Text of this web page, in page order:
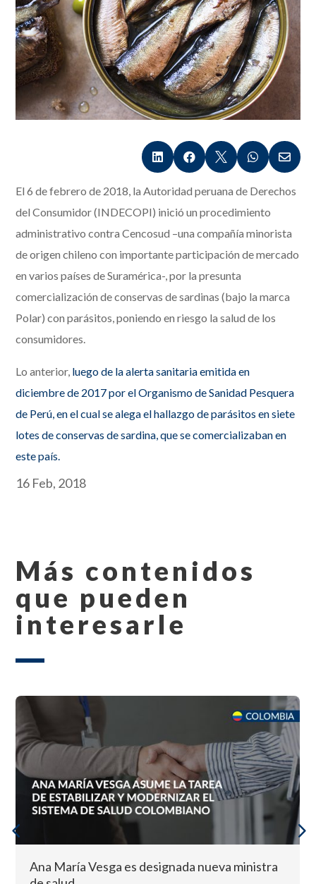
    
El 6 de febrero de 2018, la Autoridad peruana de Derechos
del Consumidor (INDECOPI) inició un procedimiento
administrativo contra Cencosud –una compañía minorista
de origen chileno con importante participación de mercado
en varios países de Suramérica-, por la presunta
comercialización de conservas de sardinas (bajo la marca
Polar) con parásitos, poniendo en riesgo la salud de los
consumidores.
Lo anterior, luego de la alerta sanitaria emitida en
diciembre de 2017 por el Organismo de Sanidad Pesquera
de Perú, en el cual se alega el hallazgo de parásitos en siete
lotes de conservas de sardina, que se comercializaban en
este país.
16 Feb, 2018
Más contenidos
que pueden
interesarle
Ana María Vesga es designada nueva ministra